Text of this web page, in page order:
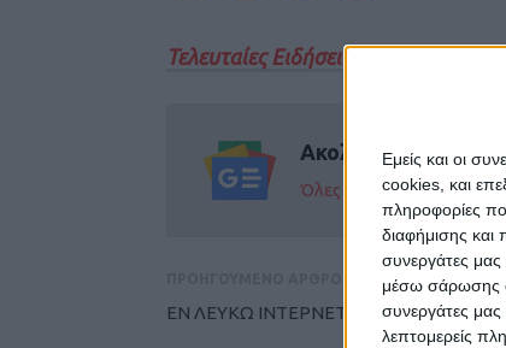
Εμείς και οι
cookies, και
πληροφορίες
διαφήμισης και
συνεργάτες μας
μέσω σάρωσης
συνεργάτες
λεπτομερείς
Τελευταίες Ειδήσεις Σήμερα
Ακολούθησε την
Όλες οι εξελίξεις στην
ΕΝ ΛΕΥΚΩ ΙΝΤΕΡΝΕΤ ΓΙΑ ΟΛΑ